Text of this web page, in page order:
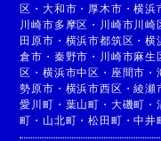
区 ・大和市 ・ 厚木市 ・横浜
川崎市多摩区 ・ 川崎市川崎
田原市 ・ 横浜市都筑区 ・横
倉市 ・ 秦野市 ・ 川崎市麻生
区 ・横浜市中区 ・ 座間市 ・
勢原市 ・ 横浜市西区 ・綾瀬
愛川町 ・ 葉山町 ・ 大磯町 ・
町 ・ 山北町 ・松田町 ・中井